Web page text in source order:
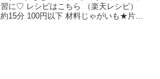
習に♡ レシピはこちら （楽天レシピ）
約15分 100円以下 材料じゃがいも★片栗